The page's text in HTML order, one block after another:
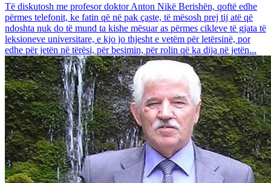
Të diskutosh me profesor doktor Anton Nikë Berishën, qoftë edhe
përmes telefonit, ke fatin që në pak çaste, të mësosh prej tij atë që
ndoshta nuk do të mund ta kishe mësuar as përmes cikleve të gjata të
leksioneve universitare, e kjo jo thjesht e vetëm për letërsinë, por
edhe për jetën në tërësi, për besimin, për rolin që ka dija në jetën...